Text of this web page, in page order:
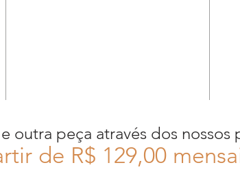
outra peça através dos nossos
de R$ 129,00